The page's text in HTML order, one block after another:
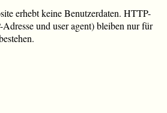
erhebt keine Benutzerdaten. HTTP-
Adresse und user agent) bleiben nur für